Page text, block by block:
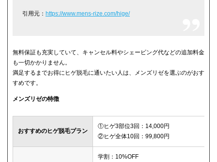
引用元： https://www.mens-rize.com/hige/
無料保証も充実していて、キャンセル料やシェービング代などの追加料金
も一切かかりません。
満足するまでお得にヒゲ脱毛に通いたい人は、メンズリゼを選ぶのがおす
すめです。
メンズリゼの特徴
おすすめのヒゲ脱毛プラン
①ヒゲ3部位3回：14,000円
②ヒゲ全体10回：99,800円
学割：10%OFF